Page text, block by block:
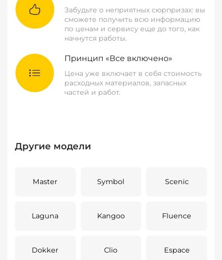
Забудьте о неприятных сюрпризах: вы
сможете получить всю информацию
по ценам и сервису еще до того, как
начнутся работы.
Принцип «Все включено»
Цена уже включает в себя стоимость
расходных материалов, запасных
частей и работ.
Другие модели
Master Symbol Scenic
Laguna Kangoo Fluence
Dokker Clio Espace